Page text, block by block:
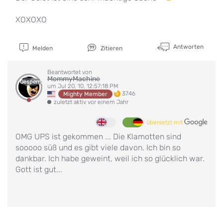
XOXOXO
Melden Zitieren Antworten
Gesperrt
Beantwortet von
MommyMachine
um Jul 20, 10, 12:57:18 PM
Mighty Member
3746
zuletzt aktiv vor einem Jahr
übersetzt mit
OMG UPS ist gekommen ... Die Klamotten sind
sooooo süß und es gibt viele davon. Ich bin so
dankbar. Ich habe geweint, weil ich so glücklich war.
Gott ist gut...